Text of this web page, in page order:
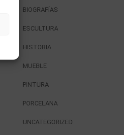
BIOGRAFÍAS
ESCULTURA
HISTORIA
MUEBLE
PINTURA
PORCELANA
UNCATEGORIZED